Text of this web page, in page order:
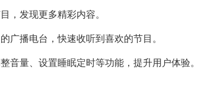
，发现更多精彩内容。
广播电台，快速收听到喜欢的节目。
音量、设置睡眠定时等功能，提升用户体验。